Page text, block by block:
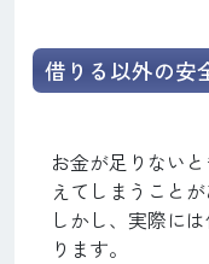
借りる以外の安
お金が足りない
えてしまうことが
しかし、実際に
ります。